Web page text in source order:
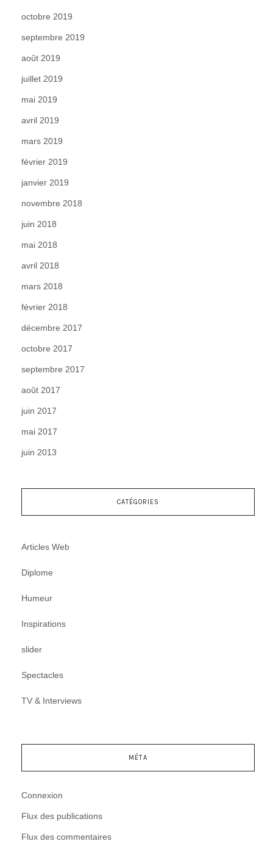
octobre 2019
septembre 2019
août 2019
juillet 2019
mai 2019
avril 2019
mars 2019
février 2019
janvier 2019
novembre 2018
juin 2018
mai 2018
avril 2018
mars 2018
février 2018
décembre 2017
octobre 2017
septembre 2017
août 2017
juin 2017
mai 2017
juin 2013
CATÉGORIES
Articles Web
Diplome
Humeur
Inspirations
slider
Spectacles
TV & Interviews
MÉTA
Connexion
Flux des publications
Flux des commentaires